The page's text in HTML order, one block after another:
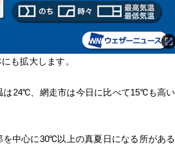
も拡大します。
は24℃、網走市は今日に比べて15℃も高い
中心に30℃以上の真夏日になる所がある